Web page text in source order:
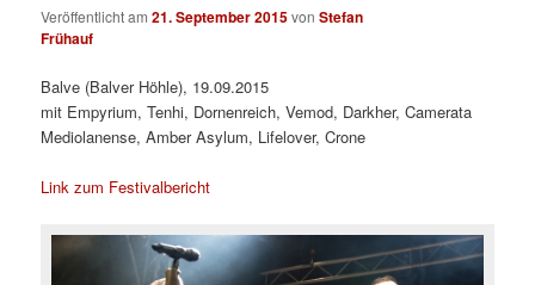
Veröffentlicht am21. September 2015vonStefan
Frühauf
Balve (Balver Höhle), 19.09.2015
mit Empyrium, Tenhi, Dornenreich, Vemod, Darkher, Camerata
Mediolanense, Amber Asylum, Lifelover, Crone
Link zum Festivalbericht